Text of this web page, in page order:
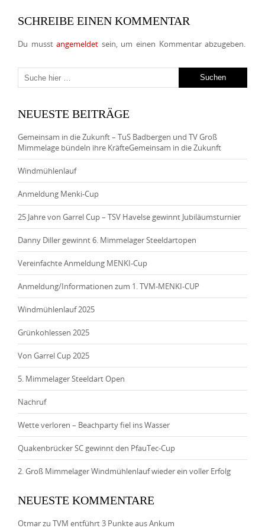
SCHREIBE EINEN KOMMENTAR
Du musstangemeldet sein, um einen Kommentar abzugeben.
NEUESTE BEITRÄGE
Gemeinsam in die Zukunft – TuS Badbergen und TV Groß
Mimmelage bündeln ihre KräfteGemeinsam in die Zukunft
Windmühlenlauf
Anmeldung Menki-Cup
25 Jahre von Garrel Cup – TSV Havelse gewinnt Jubiläumsturnier
Danny Diller gewinnt 6. Mimmelager Steeldartopen
Vereinfachte Anmeldung MENKI-Cup
Anmeldung/Informationen zum 1. TVM-MENKI-CUP
Windmühlenlauf 2025
Grünkohlessen 2025
Von Garrel Cup 2025
5. Mimmelager Steeldart Open
Nachruf
Wette verloren – Beachparty fiel ins Wasser
Quakenbrücker SC gewinnt den PfauTec-Cup
2. Groß Mimmelager Windmühlenlauf wieder ein voller Erfolg
NEUESTE KOMMENTARE
Otmarzu TVM entführt 3 Punkte aus Ankum